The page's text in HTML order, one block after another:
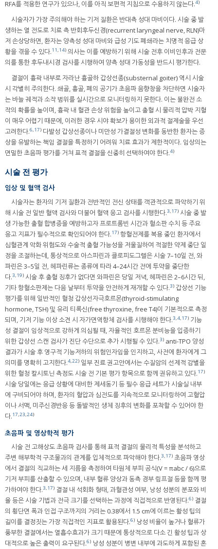
RFA를 적용한 연구가 있으나, 이를 아직 보편적 지침으로 수용하지 않는다.4)
시술자가 가장 주의해야 하는 기저 질환은 반대측 성대 마비이다. 시술 중 발
생하는 열 전도로 치료 측 반회후두신경(recurrent laryngeal nerve, RLN)마
저 손상당하면, 환자는 양측성 성대 마비와 급성 기도 폐쇄라는 치명적 응급 상
황을 겪을 수 있다.11,14) 의사는 이를 예방하기 위해 시술 전후 이비인후과 전문
의를 통한 후두내시경 검사를 시행하여 양측 성대 가동성을 반드시 평가한다.
결절이 흉곽 내부로 자라난 흉골하 갑상선종(substernal goiter) 역시 시술
시 각별히 주의한다. 쇄골, 흉골, 폐의 공기가 초음파 음향창을 차단하면 시술자
는 바늘 궤적과 소작 범위를 실시간으로 모니터링하지 못한다. 이는 불완전 소
작의 확률을 높이며, 흉곽 내 혈관 손상 위험을 높이고 출혈 시 물리적 압박 지혈
이 매우 어렵기 때문에, 이러한 경우 시야 확보가 용이한 외과적 절제술을 우선
고려한다.6,17) 다발성 갑상선종이나 미만성 가결절성 변화를 동반한 환자는 증
상을 유발하는 책임 결절을 특정하기 어려워 치료 효과가 제한적이다. 임상의는
면밀한 초음파 평가를 거쳐 표적 결절을 신중히 선택하여야 한다.4)
시술 전 평가
임상 및 혈액 검사
시술자는 환자의 기저 질환과 전반적인 전신 상태를 객관적으로 파악하기 위
해 시술 전 일반 혈액 검사와 더불어 혈액 응고 검사를 시행한다.3,17) 시술 중 발
생 가능한 출혈 합병증을 예방하고자 프로트롬빈 시간과 혈소판 수치 등 주요
응고 지표가 필수적으로 확인되어야 한다.17) 항혈전제를 복용 중인 환자에서
심혈관계 악화 위험도와 수술적 출혈 가능성을 저울질하여 적절한 약제 중단 일
정을 조절하는데, 통상적으로 아스피린과 클로피도그렐은 시술 7–10일 전, 와
파린은 3–5일 전, 헤파린류는 종류에 따라 4–24시간 전에 투약을 중단한
다.3,19) 시술 후 출혈 징후가 없다면 와파린은 당일 저녁, 헤파린은 2–6시간 뒤,
기타 항혈소판제는 다음 날부터 투약을 안전하게 재개할 수 있다.3) 갑상선 기능
평가를 위해 일반적인 혈청 갑상선자극호르몬(thyroid-stimulating
hormone, TSH) 및 유리 티록신(free thyroxine, free T4)이 기본적으로 측정
되며, 기저 기능 이상 소견 시 자가면역항체 검사를 시행해야 한다.3,4,17) 기능
성 결절이 임상적으로 강하게 의심될 때, 자율적인 호르몬 분비능을 입증하기
위한 갑상선 스캔 검사가 진단 수단으로 추가 시행될 수 있다.3) anti-TPO 양성
결과가 시술 후 영구적 기능저하의 위험인자임을 인지하고, 사전에 환자에게 그
의미를 명확히 고지한다.4,22) 일부 진료 권고안에서는 수질암의 선제적 감별을
위한 혈청 칼시토닌 측정도 시술 전 기본 평가 항목으로 함께 권유하고 있다.17)
시술 당일에는 응급 상황에 대비한 제세동기 등 필수 응급 세트가 시술실 내부
에 구비되어야 하며, 환자의 혈압과 심전도를 지속적으로 모니터링하여 고혈압
이나 서맥, 미주신경반응 등 돌발적인 생체 징후의 변화를 포착할 수 있어야 한
다.17,23,24)
초음파 및 영상학적 평가
시술 전 고해상도 초음파 검사를 통해 표적 결절의 물리적 특성을 분석하고
주변 해부학적 구조물과의 관계를 입체적으로 파악해야 한다.3,17) 초음파 영상
에서 결절의 직교하는 세 지름을 측정하여 타원체 부피 공식(V = πabc / 6)으로
기저 부피를 산출할 수 있으며, 내부 혈류 양상과 동측 경부 림프절 등을 함께 평
가하여야 한다.3,17) 결절 내 석회화 형태, 과혈관성 여부, 낭성 성분의 분포와 비
율 등은 시술 기법과 전극 크기를 선택하는 과정에 직접적으로 반영된다.6) 결절
의 횡단면 폭과 인접 구조까지의 거리는 0.38에서 1.5 cm에 이르는 활성 팁의
길이를 결정짓는 가장 직접적인 지표로 활용된다.6) 낭성 비율이 높거나 혈류가
풍부한 결절에서는 열흡수효과가 크기 때문에 통상적으로 다소 긴 활성 팁과 상
대적으로 높은 출력이 요구된다.6) 낭성 성분이 병변 내부에 과도하게 포함된 혼